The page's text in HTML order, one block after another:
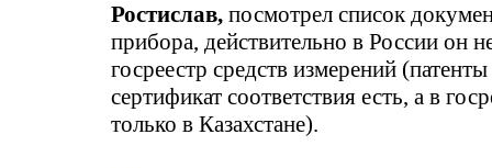
Ростислав, посмотрел список
прибора, действительно в России он
госреестр средств измерений (патенты
сертификат соответствия есть, а в
только в Казахстане).